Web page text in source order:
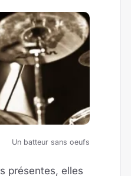
Un batteur sans oeufs
présentes, elles